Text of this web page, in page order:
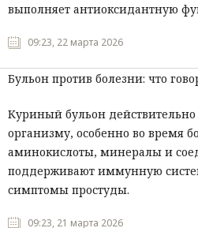
выполняет антиоксидантную
09:23, 22 марта 2026
Бульон против болезни: что
Куриный бульон
организму, особенно во время
аминокислоты, минералы и
поддерживают иммунную
симптомы простуды.
09:23, 21 марта 2026